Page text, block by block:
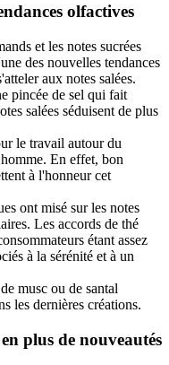
olfactives
et les notes sucrées
des nouvelles tendances
aux notes salées.
pincée de sel qui fait
salées séduisent de plus
le travail autour du
En effet, bon
à l'honneur cet
ont misé sur les notes
Les accords de thé
étant assez
à la sérénité et à un
musc ou de santal
les dernières créations.
plus de nouveautés